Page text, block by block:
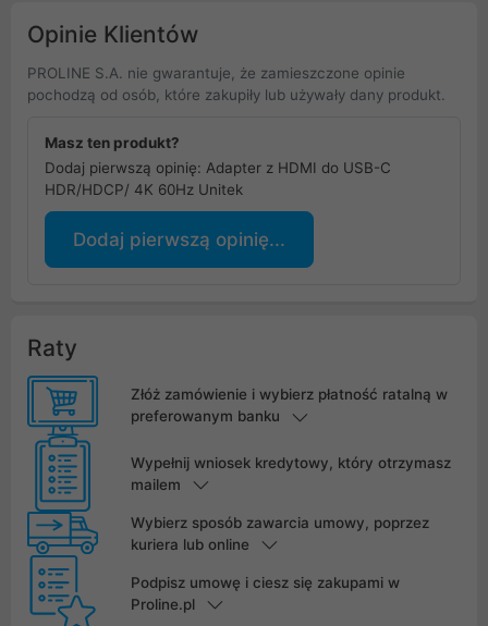
Opinie Klientów
PROLINE S.A. nie gwarantuje, że zamieszczone opinie
pochodzą od osób, które zakupiły lub używały dany produkt.
Masz ten produkt?
Dodaj pierwszą opinię: Adapter z HDMI do USB-C
HDR/HDCP/ 4K 60Hz Unitek
Dodaj pierwszą opinię...
Raty
Złóż zamówienie i wybierz płatność ratalną w
preferowanym banku
Wypełnij wniosek kredytowy, który otrzymasz
mailem
Wybierz sposób zawarcia umowy, poprzez
kuriera lub online
Podpisz umowę i ciesz się zakupami w
Proline.pl